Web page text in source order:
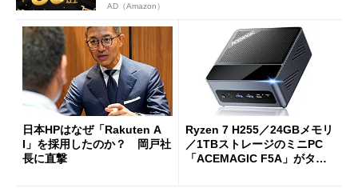
AD（Amazon）
日本HPはなぜ「Rakuten A
I」を採用したのか？ 岡戸社
長に直撃
Ryzen 7 H255／24GBメモリ
／1TBストレージのミニPC
「ACEMAGIC F5A」がタイ